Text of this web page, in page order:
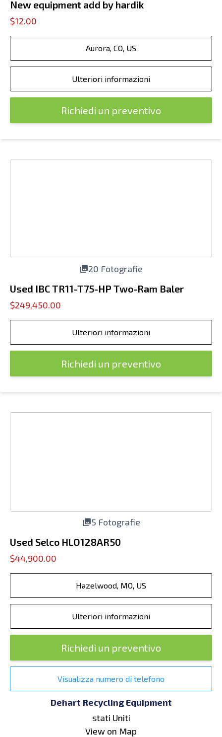
New equipment add by hardik
$12.00
Aurora, CO, US
Ulteriori informazioni
Richiedi un preventivo
20 Fotografie
Used IBC TR11-T75-HP Two-Ram Baler
$249,450.00
Ulteriori informazioni
Richiedi un preventivo
5 Fotografie
Used Selco HLO128AR50
$44,900.00
Hazelwood, MO, US
Ulteriori informazioni
Richiedi un preventivo
Visualizza numero di telefono
Dehart Recycling Equipment
stati Uniti
View on Map